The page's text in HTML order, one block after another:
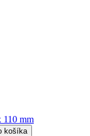
110 mm
košíka